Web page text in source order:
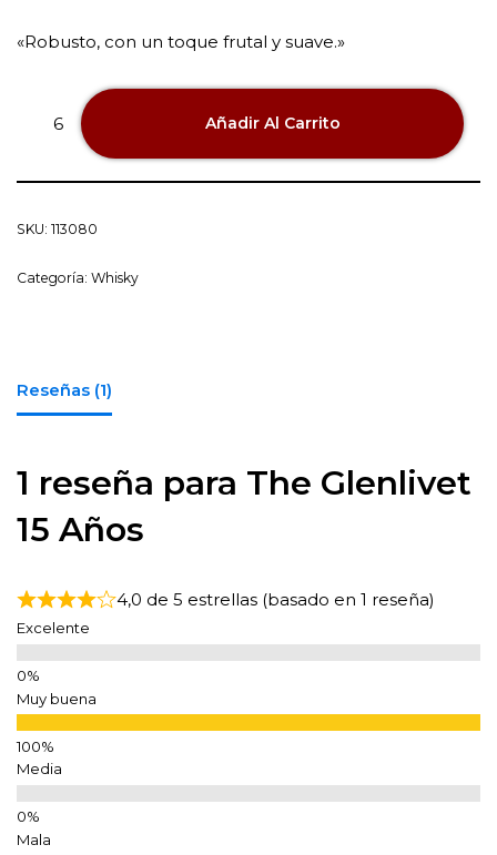
«Robusto, con un toque frutal y suave.»
Añadir Al Carrito
SKU: 113080
Categoría: Whisky
Reseñas (1)
1 reseña para The Glenlivet
15 Años
4,0 de 5 estrellas (basado en 1 reseña)
Excelente
Muy buena
Media
Mala